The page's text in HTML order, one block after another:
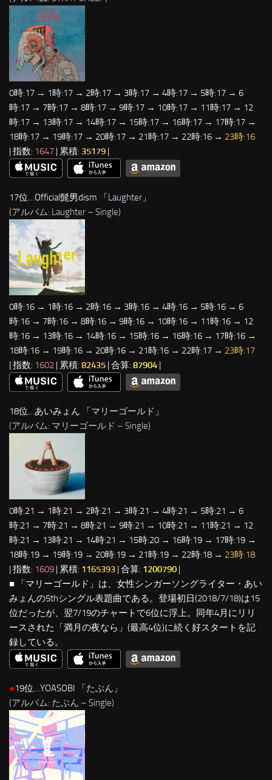
0時:17 → 1時:17 → 2時:17 → 3時:17 → 4時:17 → 5時:17 → 6
時:17 → 7時:17 → 8時:17 → 9時:17 → 10時:17 → 11時:17 → 12
時:17 → 13時:17 → 14時:17 → 15時:17 → 16時:17 → 17時:17 →
18時:17 → 19時:17 → 20時:17 → 21時:17 → 22時:16 → 23時:16
| 指数: 1647 | 累積: 35179 |
17位…Official髭男dism 「Laughter 」
(アルバム: Laughter – Single)
0時:16 → 1時:16 → 2時:16 → 3時:16 → 4時:16 → 5時:16 → 6
時:16 → 7時:16 → 8時:16 → 9時:16 → 10時:16 → 11時:16 → 12
時:16 → 13時:16 → 14時:16 → 15時:16 → 16時:16 → 17時:16 →
18時:16 → 19時:16 → 20時:16 → 21時:16 → 22時:17 → 23時:17
| 指数: 1602 | 累積: 82435 | 合算: 87904 |
18位…あいみょん 「マリーゴールド 」
(アルバム: マリーゴールド – Single)
0時:21 → 1時:21 → 2時:21 → 3時:21 → 4時:21 → 5時:21 → 6
時:21 → 7時:21 → 8時:21 → 9時:21 → 10時:21 → 11時:21 → 12
時:21 → 13時:21 → 14時:21 → 15時:20 → 16時:19 → 17時:19 →
18時:19 → 19時:19 → 20時:19 → 21時:19 → 22時:18 → 23時:18
| 指数: 1609 | 累積: 1165393 | 合算: 1200790 |
■ 「マリーゴールド」は、女性シンガーソングライター・あい
みょんの5thシングル表題曲である。登場初日(2018/7/18)は15
位だったが、翌7/19のチャートで6位に浮上。同年4月にリリ
ースされた「満月の夜なら」(最高4位)に続く好スタートを記
録している。
●19位…YOASOBI 「たぶん 」
(アルバム: たぶん – Single)